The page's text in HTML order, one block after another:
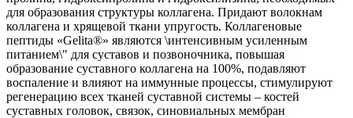
для образования структуры коллагена. Придают волокнам
коллагена и хрящевой ткани упругость. Коллагеновые
пептиды «Gelita®» являются \интенсивным усиленным
питанием\" для суставов и позвоночника, повышая
образование суставного коллагена на 100%, подавляют
воспаление и влияют на иммунные процессы, стимулируют
регенерацию всех тканей суставной системы – костей
суставных головок, связок, синовиальных мембран